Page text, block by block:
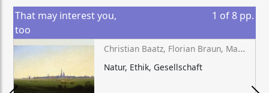
That may interest you,
too
1 of 8 pp.
Christian Baatz, Florian Braun, Martin Düchs, Kira Meyer, Karl Christoph Reinmuth, Moritz Riemann (eds.)
Natur, Ethik, Gesellschaft